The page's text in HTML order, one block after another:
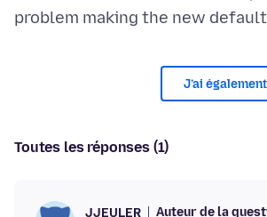
J’ai
Toutes les réponses (1)
JJEULER Auteur de la